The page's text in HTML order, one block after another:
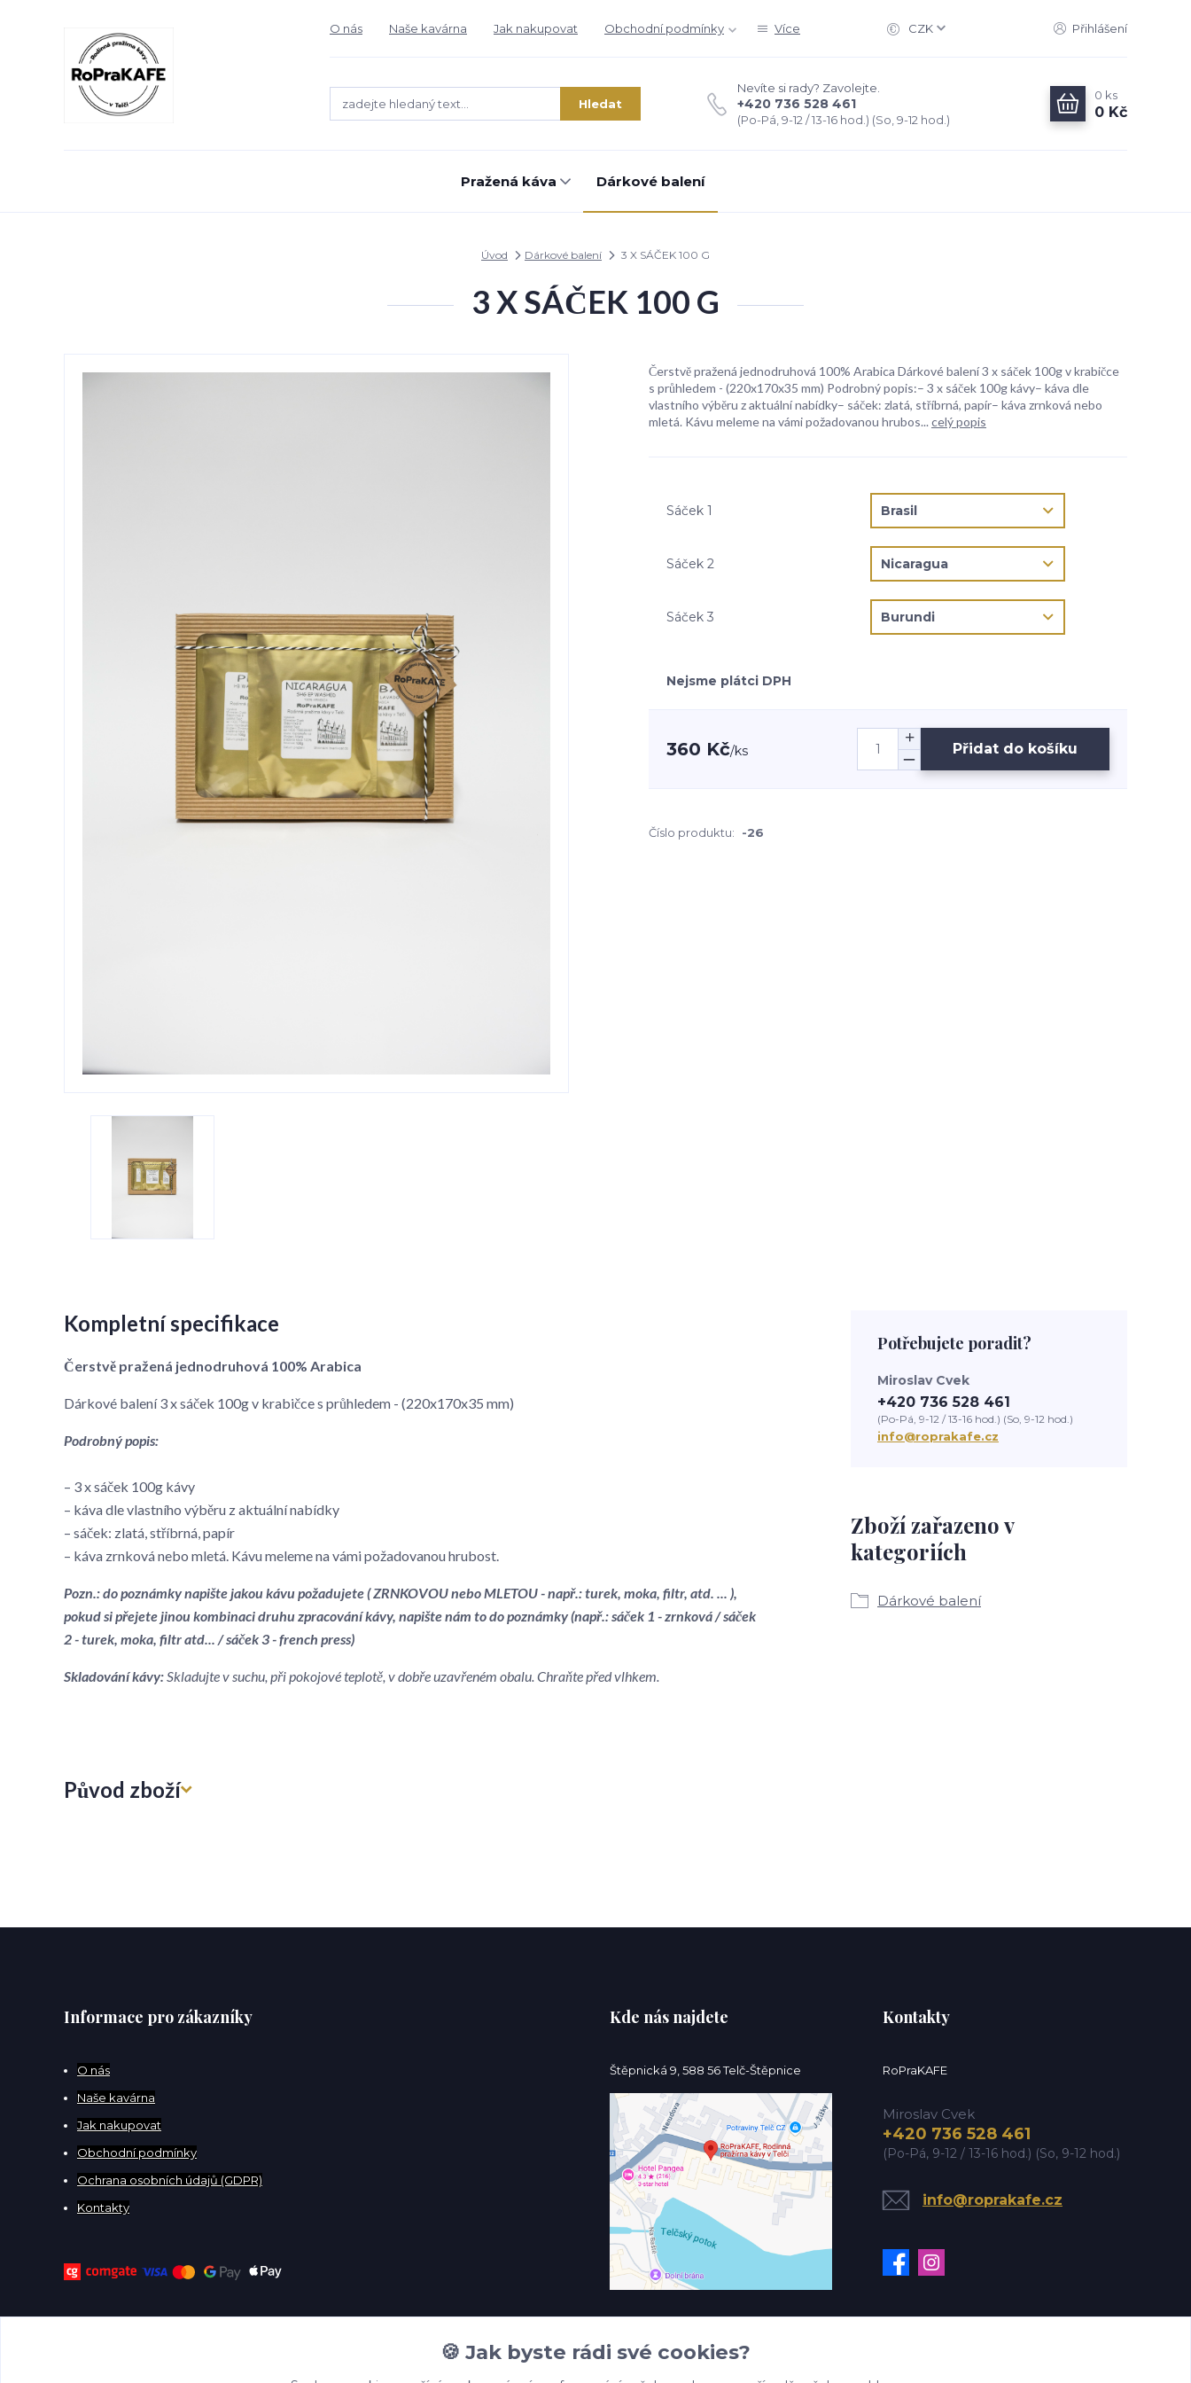
O nás Naše kavárna Jak nakupovat Obchodní podmínky Více CZK Přihlášení
Hledat
Nevíte si rady? Zavolejte.
+420 736 528 461
(Po-Pá, 9-12 / 13-16 hod.) (So, 9-12 hod.)
0 ks
0 Kč
Pražená káva Dárkové balení
Úvod Dárkové balení 3 X SÁČEK 100 G
3 X SÁČEK 100 G
Čerstvě pražená jednodruhová 100% Arabica Dárkové balení 3 x sáček 100g v krabičce
s průhledem - (220x170x35 mm) Podrobný popis:– 3 x sáček 100g kávy– káva dle
vlastního výběru z aktuální nabídky– sáček: zlatá, stříbrná, papír– káva zrnková nebo
mletá. Kávu meleme na vámi požadovanou hrubos... celý popis
Sáček 1
Sáček 2
Sáček 3
Nejsme plátci DPH
360 Kč/ks Přidat do košíku
Číslo produktu: -26
Kompletní specifikace
Čerstvě pražená jednodruhová 100% Arabica
Dárkové balení 3 x sáček 100g v krabičce s průhledem - (220x170x35 mm)
Podrobný popis:
– 3 x sáček 100g kávy
– káva dle vlastního výběru z aktuální nabídky
– sáček: zlatá, stříbrná, papír
– káva zrnková nebo mletá. Kávu meleme na vámi požadovanou hrubost.
Pozn.: do poznámky napište jakou kávu požadujete ( ZRNKOVOU nebo MLETOU - např.: turek, moka, filtr, atd. ... ),
pokud si přejete jinou kombinaci druhu zpracování kávy, napište nám to do poznámky (např.: sáček 1 - zrnková / sáček
2 - turek, moka, filtr atd... / sáček 3 - french press)
Skladování kávy:Skladujte v suchu, při pokojové teplotě, v dobře uzavřeném obalu. Chraňte před vlhkem.
Původ zboží
Zboží zařazeno v
kategoriích
Dárkové balení
Potřebujete poradit?
Miroslav Cvek
+420 736 528 461
(Po-Pá, 9-12 / 13-16 hod.) (So, 9-12 hod.)
info@roprakafe.cz
Informace pro zákazníky
O nás
Naše kavárna
Jak nakupovat
Obchodní podmínky
Ochrana osobních údajů (GDPR)
Kontakty
Kde nás najdete
Štěpnická 9, 588 56 Telč-Štěpnice
Kontakty
RoPraKAFE
Miroslav Cvek
+420 736 528 461
(Po-Pá, 9-12 / 13-16 hod.) (So, 9-12 hod.)
info@roprakafe.cz
🍪 Jak byste rádi své cookies?